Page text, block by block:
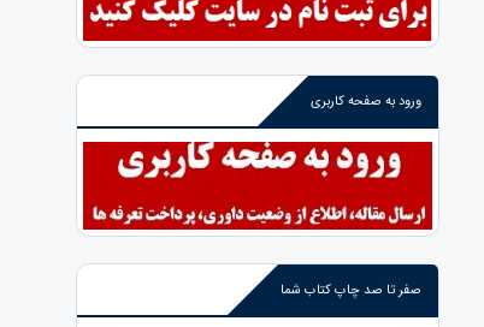
ورود به صفحه کاربری
صفر تا صد چاپ کتاب شما